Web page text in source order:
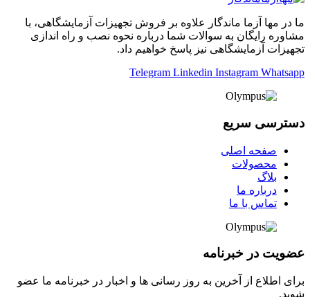
ما در مها آزما ماندگار علاوه بر فروش تجهیزات آزمایشگاهی، با
مشاوره رایگان به سوالات شما درباره نحوه نصب و راه اندازی
تجهیزات آزمایشگاهی نیز پاسخ خواهیم داد.
Telegram Linkedin Instagram Whatsapp
دسترسی سریع
صفحه اصلی
محصولات
بلاگ
درباره ما
تماس با ما
عضویت در خبرنامه
برای اطلاع از آخرین به روز رسانی ها و اخبار در خبرنامه ما عضو
شوید.